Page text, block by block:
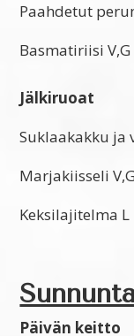
Paahdetut
Basmatiriisi V,G
Jälkiruoat
Suklaakakku ja
Marjakiisseli
Keksilajitelma L
Päivän keitto